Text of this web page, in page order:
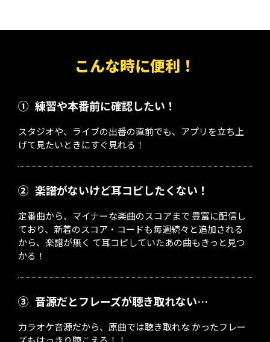
こんな時に便利！
① 練習や本番前に確認したい！
スタジオや、ライブの出番の直前でも、アプリを立ち上
げて見たいときにすぐ見れる！
② 楽譜がないけど耳コピしたくない！
定番曲から、マイナーな楽曲のスコアまで 豊富に配信し
ており、新着のスコア・コードも毎週続々と追加される
から、楽譜が無く て耳コピしていたあの曲もきっと見つ
かる！
③ 音源だとフレーズが聴き取れない…
力ラオケ音源だから、原曲では聴き取れな かったフレー